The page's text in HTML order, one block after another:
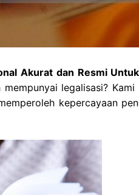
Akurat dan Resmi
legalisasi?
kepercayaan